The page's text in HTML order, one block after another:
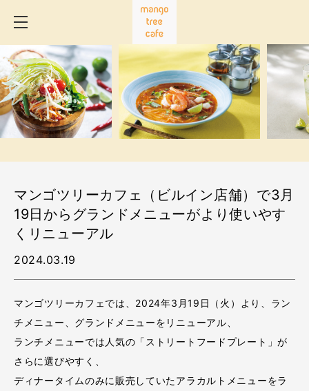
マンゴツリーカフェ（ビルイン店舗）で3月
19日からグランドメニューがより使いやす
くリニューアル
2024.03.19
マンゴツリーカフェでは、2024年3月19日（火）より、ラン
チメニュー、グランドメニューをリニューアル、
ランチメニューでは人気の「ストリートフードプレート」が
さらに選びやすく、
ディナータイムのみに販売していたアラカルトメニューをラ